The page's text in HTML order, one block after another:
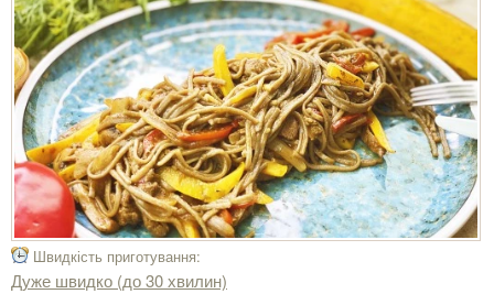
Швидкість приготування:
Дуже швидко (до 30 хвилин)